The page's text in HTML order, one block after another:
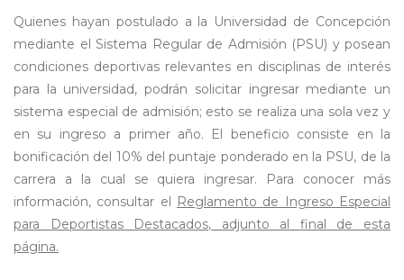
Quienes hayan postulado a la Universidad de Concepción
mediante el Sistema Regular de Admisión (PSU) y posean
condiciones deportivas relevantes en disciplinas de interés
para la universidad, podrán solicitar ingresar mediante un
sistema especial de admisión; esto se realiza una sola vez y
en su ingreso a primer año. El beneficio consiste en la
bonificación del 10% del puntaje ponderado en la PSU, de la
carrera a la cual se quiera ingresar. Para conocer más
información, consultar el Reglamento de Ingreso Especial
para Deportistas Destacados, adjunto al final de esta
página.